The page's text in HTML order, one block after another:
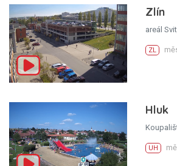
Zlín
areál
ZL
Hluk
UH